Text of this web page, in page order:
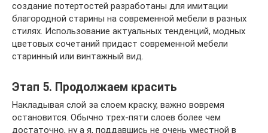
создание потертостей разработаны для имитации
благородной старины на современной мебели в разных
стилях. Использование актуальных тенденций, модных
цветовых сочетаний придаст современной мебели
старинный или винтажный вид.
Этап 5. Продолжаем красить
Накладывая слой за слоем краску, важно вовремя
остановится. Обычно трех-пяти слоев более чем
достаточно, ну а я, поддавшись не очень уместной в